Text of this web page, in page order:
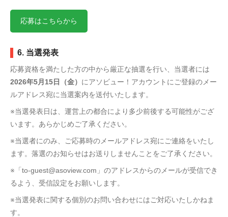
応募はこちらから
6. 当選発表
応募資格を満たした方の中から厳正な抽選を行い、当選者には
2026年5月15日（金） にアソビュー！アカウントにご登録のメー
ルアドレス宛に当選案内を送付いたします。
※当選発表日は、運営上の都合により多少前後する可能性がござ
います。あらかじめご了承ください。
※当選者にのみ、ご応募時のメールアドレス宛にご連絡をいたし
ます。落選のお知らせはお送りしませんことをご了承ください。
※「to-guest@asoview.com」のアドレスからのメールが受信でき
るよう、受信設定をお願いします。
※当選発表に関する個別のお問い合わせにはご対応いたしかねま
す。